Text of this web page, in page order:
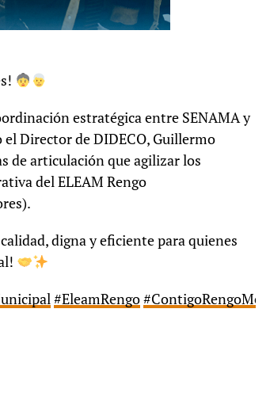
estratégica entre SENAMA y
Director de DIDECO, Guillermo
de articulación que agilizar los
del ELEAM Rengo
digna y eficiente para quienes
#EleamRengo